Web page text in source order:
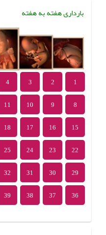
بارداری هفته به هفته
1
2
3
4
8
9
10
11
15
16
17
18
22
23
24
25
29
30
31
32
36
37
38
39